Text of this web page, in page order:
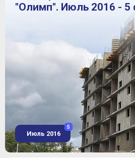
"Олимп". Июль 2016 - 5
Июль 2016
5